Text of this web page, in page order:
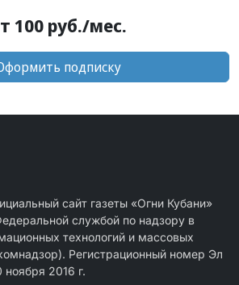
100 руб./мес.
подписку
сайт газеты «Огни Кубани»
службой по надзору в
технологий и массовых
Регистрационный номер Эл
2016 г.